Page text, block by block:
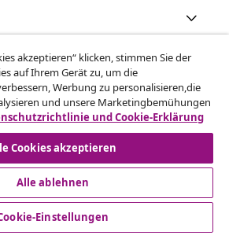
- www.vidaxl.at ist eine Webseite von
akzeptieren“ klicken, stimmen Sie der
auf Ihrem Gerät zu, um die
Werbung zu personalisieren,die
und unsere Marketingbemühungen
und Cookie-Erklärung
Cookies akzeptieren
Alle ablehnen
Einstellungen